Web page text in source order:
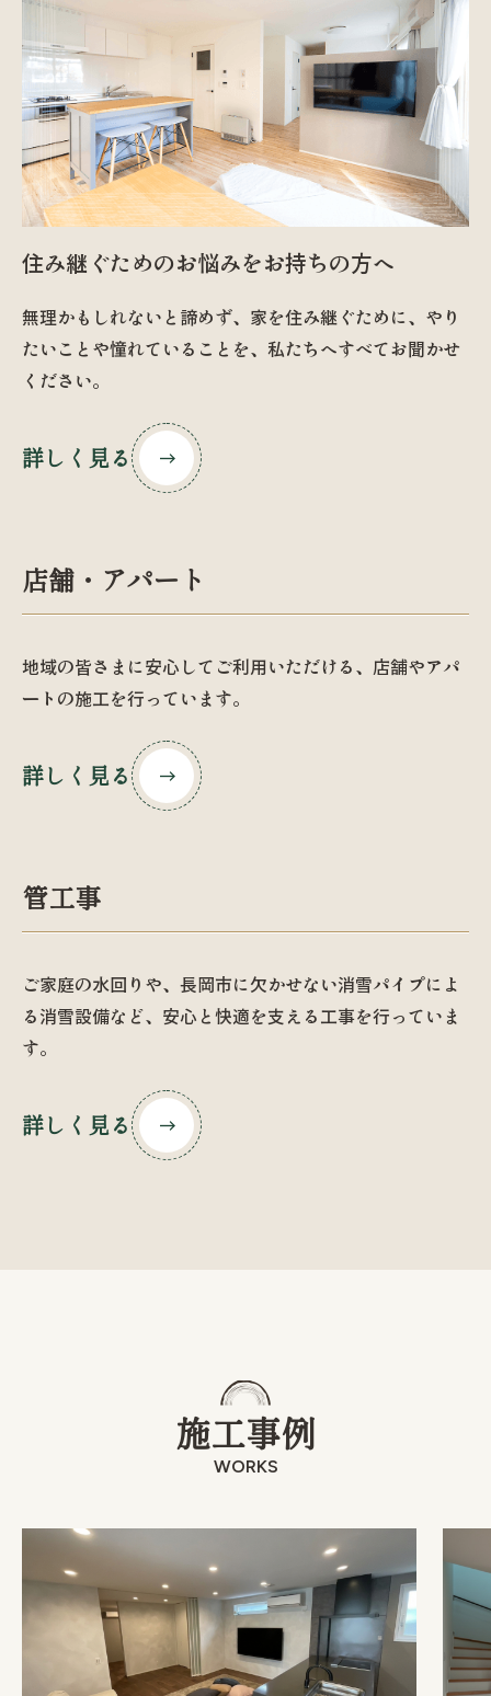
住み継ぐためのお悩みをお持ちの方へ
無理かもしれないと諦めず、家を住み継ぐために、やり
たいことや憧れていることを、私たちへすべてお聞かせ
ください。
詳しく見る
店舗・アパート
地域の皆さまに安心してご利用いただける、店舗やアパ
ートの施工を行っています。
詳しく見る
管工事
ご家庭の水回りや、長岡市に欠かせない消雪パイプによ
る消雪設備など、安心と快適を支える工事を行っていま
す。
詳しく見る
施工事例
WORKS